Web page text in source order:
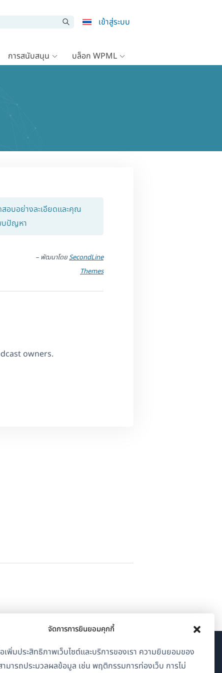
จัดการการยินยอมคุกกี้
เพิ่มประสิทธิภาพเว็บไซต์และบริการของเรา ความยินยอมของ
ามารถประมวลผลข้อมูล เช่น พฤติกรรมการท่องเว็บ การไม่
เข้าสู่ระบบ
การสนับสนุน บล็อก WPML
อบอย่างละเอียดและคุณ
บปัญหา
– พัฒนาโดยSecondLine
Themes
owners.
เกี่ยวกับ WPML